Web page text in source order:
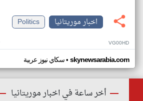
اخبار موريتانيا
Politics
VG00HD
سكاي نيوز عربية• skynewsarabia.com
أخر ساعة في اخبار موريتانيا